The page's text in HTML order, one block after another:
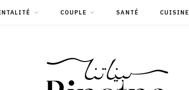
COUPLE SANTÉ CUISINE